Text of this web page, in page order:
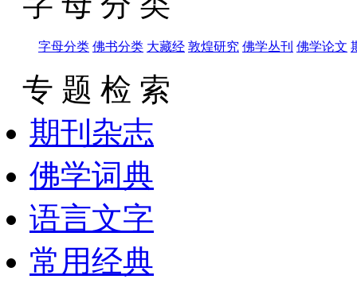
字母分类 佛书分类 大藏经 敦煌研究 佛学丛刊 佛学论文
专 题 检 索
期刊杂志
佛学词典
语言文字
常用经典